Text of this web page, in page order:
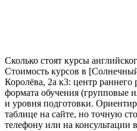
Сколько стоят курсы
Стоимость курсов в
Королёва, 2а к3: центр раннего
формата обучения (групповые
и уровня подготовки.
таблице на сайте, но точную
телефону или на консультации